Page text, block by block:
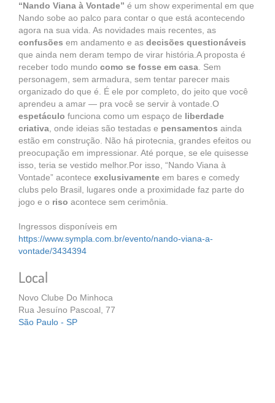
“Nando Viana à Vontade” é um show experimental em que
Nando sobe ao palco para contar o que está acontecendo
agora na sua vida. As novidades mais recentes, as
confusões em andamento e as decisões questionáveis
que ainda nem deram tempo de virar história.A proposta é
receber todo mundo como se fosse em casa . Sem
personagem, sem armadura, sem tentar parecer mais
organizado do que é. É ele por completo, do jeito que você
aprendeu a amar — pra você se servir à vontade.O
espetáculo funciona como um espaço de liberdade
criativa , onde ideias são testadas e pensamentos ainda
estão em construção. Não há pirotecnia, grandes efeitos ou
preocupação em impressionar. Até porque, se ele quisesse
isso, teria se vestido melhor.Por isso, “Nando Viana à
Vontade” acontece exclusivamente em bares e comedy
clubs pelo Brasil, lugares onde a proximidade faz parte do
jogo e o riso acontece sem cerimônia.
Ingressos disponíveis em
https://www.sympla.com.br/evento/nando-viana-a-
vontade/3434394
Local
Novo Clube Do Minhoca
Rua Jesuíno Pascoal, 77
São Paulo - SP